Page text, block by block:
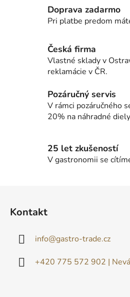
á
d
i
e
r
v
k
y
ý
p
i
Doprava zadarmo
Pri platbe predom
Česká firma
Vlastné sklady v
reklamácie v ČR.
Pozáručný servis
V rámci pozáručného
20% na náhradné
25 let zkušeností
V gastronomii se
Kontakt
info@gastro-trade.cz
+420 775 572 902 |